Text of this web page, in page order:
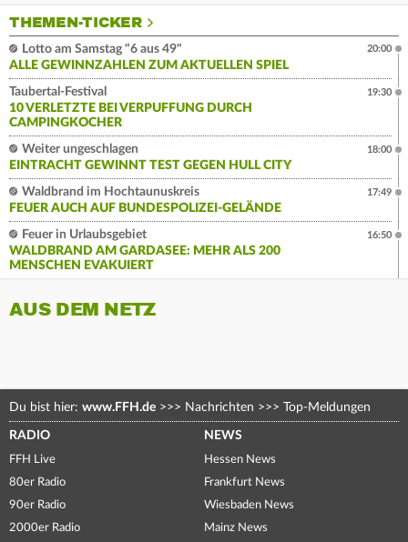
THEMEN-TICKER
Lotto am Samstag "6 aus 49"
ALLE GEWINNZAHLEN ZUM AKTUELLEN SPIEL
20:00
Taubertal-Festival
10 VERLETZTE BEI VERPUFFUNG DURCH
CAMPINGKOCHER
19:30
Weiter ungeschlagen
EINTRACHT GEWINNT TEST GEGEN HULL CITY
18:00
Waldbrand im Hochtaunuskreis
FEUER AUCH AUF BUNDESPOLIZEI-GELÄNDE
17:49
Feuer in Urlaubsgebiet
WALDBRAND AM GARDASEE: MEHR ALS 200
MENSCHEN EVAKUIERT
16:50
AUS DEM NETZ
Du bist hier: www.FFH.de >>> Nachrichten >>> Top-Meldungen
RADIO
FFH Live
80er Radio
90er Radio
2000er Radio
NEWS
Hessen News
Frankfurt News
Wiesbaden News
Mainz News